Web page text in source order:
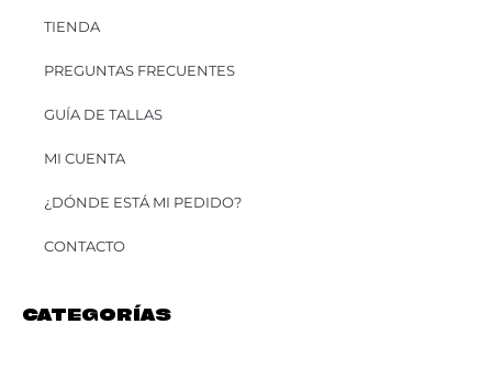
TIENDA
PREGUNTAS FRECUENTES
GUÍA DE TALLAS
MI CUENTA
¿DÓNDE ESTÁ MI PEDIDO?
CONTACTO
CATEGORÍAS